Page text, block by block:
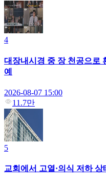
4
대장내시경 중 장 천공으로
예
2026-08-07 15:00
11.7만
5
교회에서 고열·의식 저하